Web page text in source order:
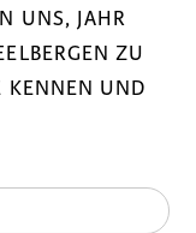
UNS, JAHR
ZU
KENNEN UND